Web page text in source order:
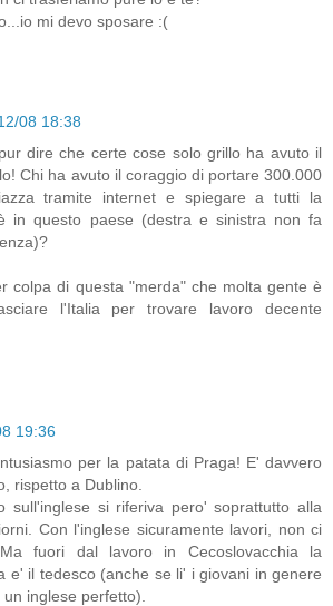
mi devo sposare :(
08 18:38
dire che certe cose solo grillo ha avuto il
Chi ha avuto il coraggio di portare 300.000
tramite internet e spiegare a tutti la
in questo paese (destra e sinistra non fa
colpa di questa "merda" che molta gente è
l'Italia per trovare lavoro decente
19:36
per la patata di Praga! E' davvero
rispetto a Dublino.
sull'inglese si riferiva pero' soprattutto alla
Con l'inglese sicuramente lavori, non ci
fuori dal lavoro in Cecoslovacchia la
e' il tedesco (anche se li' i giovani in genere
inglese perfetto).